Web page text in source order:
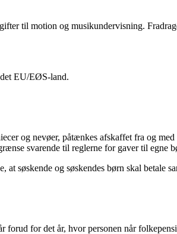
til motion og musikundervisning.
EU/EØS-land.
og nevøer, påtænkes afskaffet fra og
svarende til reglerne for gaver til egne
søskende og søskendes børn skal betale
forud for det år, hvor personen når